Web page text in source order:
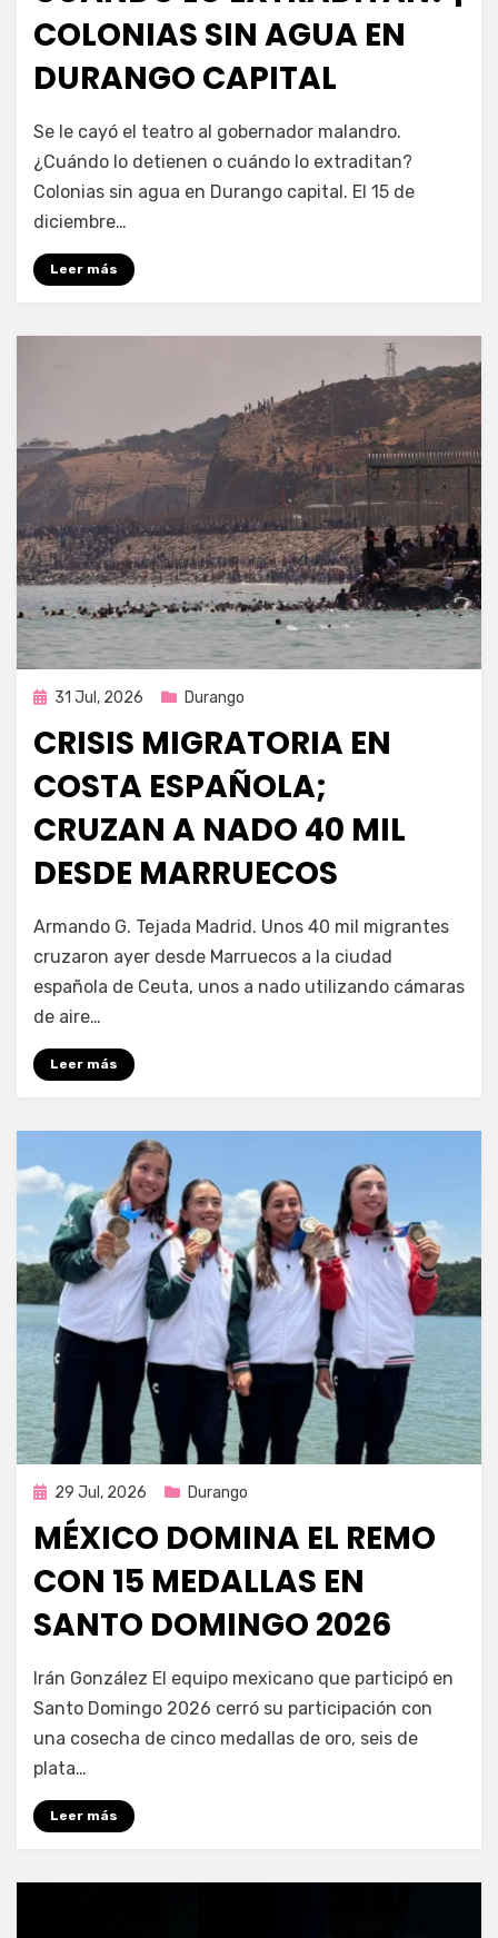
COLONIAS SIN AGUA EN
DURANGO CAPITAL
por Fernando Miranda Servín
Se le cayó el teatro al gobernador malandro.
¿Cuándo lo detienen o cuándo lo extraditan?
Colonias sin agua en Durango capital. El 15 de
diciembre…
Leer más
Publicada
31 Jul, 2026 Durango
CRISIS MIGRATORIA EN
COSTA ESPAÑOLA;
CRUZAN A NADO 40 MIL
DESDE MARRUECOS
Fernando Miranda Servín
Armando G. Tejada Madrid. Unos 40 mil migrantes
cruzaron ayer desde Marruecos a la ciudad
española de Ceuta, unos a nado utilizando cámaras
de aire…
Leer más
Publicada
29 Jul, 2026 Durango
MÉXICO DOMINA EL REMO
CON 15 MEDALLAS EN
SANTO DOMINGO 2026
por Fernando Miranda Servín
Irán González El equipo mexicano que participó en
Santo Domingo 2026 cerró su participación con
una cosecha de cinco medallas de oro, seis de
plata…
Leer más